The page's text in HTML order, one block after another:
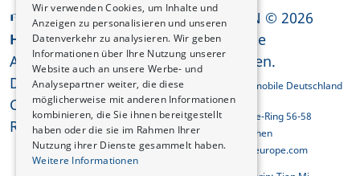
Rechtliche
Hinweise
AGB
Datenschutzerklärung
Cookies
REACH-Konformität
CHANGAN © 2026
Alle Rechte
vorbehalten.
Changan Automobile Deutschland
GmbH
Georg-Brauchle-Ring 56-58
D-80992 München
info@changaneurope.com
Wir verwenden Cookies, um Inhalte und
Anzeigen zu personalisieren und unseren
Datenverkehr zu analysieren. Wir geben
Informationen über Ihre Nutzung unserer
Website auch an unsere Werbe- und
Analysepartner weiter, die diese
möglicherweise mit anderen Informationen
kombinieren, die Sie ihnen bereitgestellt
haben oder die sie im Rahmen Ihrer
Nutzung ihrer Dienste gesammelt haben.
Weitere Informationen